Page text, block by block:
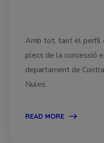
Amb tot, tant el perfil
plecs de la concessió
departament de
Nules.
READ MORE